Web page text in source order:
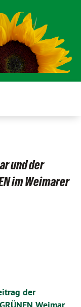
und der
im Weimarer
der